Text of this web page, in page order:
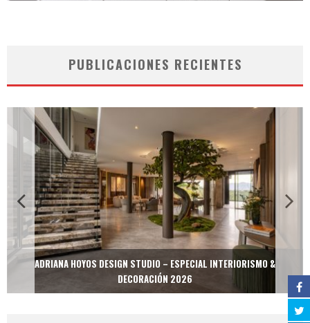
PUBLICACIONES RECIENTES
ADRIANA HOYOS DESIGN STUDIO – ESPECIAL INTERIORISMO &
DECORACIÓN 2026